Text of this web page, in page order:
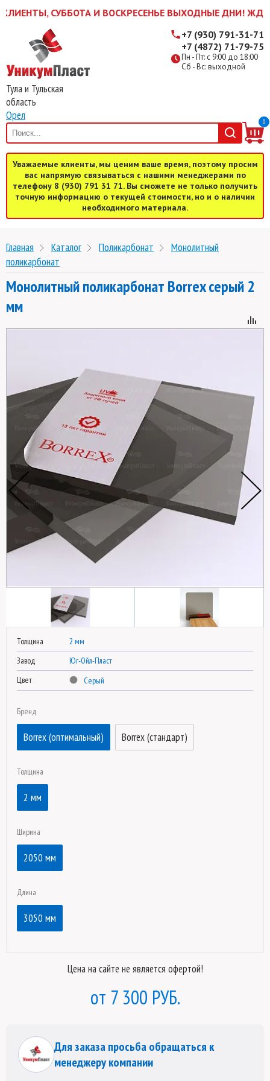
СУББОТА И ВОСКРЕСЕНЬЕ ВЫХОДНЫЕ ДНИ! ЖДЕМ
Тула и Тульская
область
Орел
Пн - Пт: с 9:00 до 18:00
Сб - Вс: выходной
+7 (930) 791-31-71
+7 (4872) 71-79-75
0
Уважаемые клиенты, мы ценим ваше время, поэтому просим
вас напрямую связываться с нашими менеджерами по
телефону 8 (930) 791 31 71. Вы сможете не только получить
точную информацию о текущей стоимости, но и о наличии
необходимого материала.
Главная Каталог Поликарбонат
Монолитный
поликарбонат
Монолитный поликарбонат Borrex серый 2
мм
Толщина
2 мм
Завод
Юг-Ойл-Пласт
Цвет
Серый
Бренд
Borrex (оптимальный) Borrex (стандарт)
Толщина
2 мм
Ширина
2050 мм
Длина
3050 мм
Цена на сайте не является офертой!
7 300 РУБ.
Для заказа просьба обращаться к
менеджеру компании